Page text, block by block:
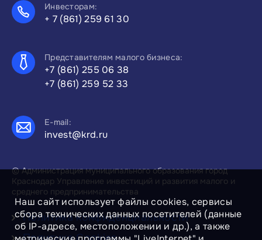
Инвесторам:
+ 7 (861) 259 61 30
Представителям малого бизнеса:
+7 (861) 255 06 38
+7 (861) 259 52 33
E-mail:
invest@krd.ru
© Администрация муниципального образования город
Краснодар Управление инвестиций и развития малого и
среднего предпринимательства
Политика конфиденциальности
Политика Cookies
Наш сайт использует файлы cookies, сервисы
сбора технических данных посетителей (данные
об IP-адресе, местоположении и др.), а также